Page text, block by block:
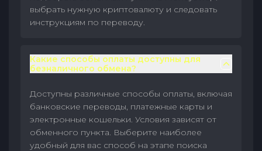
выбрать нужную криптовалюту и следовать
инструкциям по переводу.
Какие способы оплаты доступны для
безналичного обмена?
Доступны различные способы оплаты, включая
банковские переводы, платежные карты и
электронные кошельки. Условия зависят от
обменного пункта. Выберите наиболее
удобный для вас способ на этапе поиска